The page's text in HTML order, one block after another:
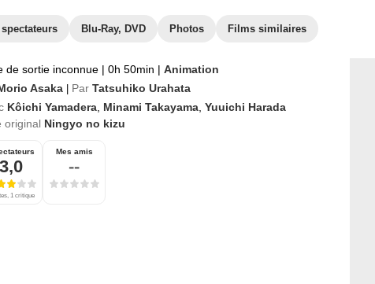
Blu-Ray, DVD Photos Films similaires
de sortie inconnue | 0h 50min | Animation
Asaka Par Tatsuhiko Urahata
Kôichi Yamadera Minami Takayama Yuuichi Harada
original Ningyo no kizu
3,0
1 critique
Mes amis
--